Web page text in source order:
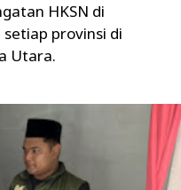
HKSN di
provinsi di
Utara.